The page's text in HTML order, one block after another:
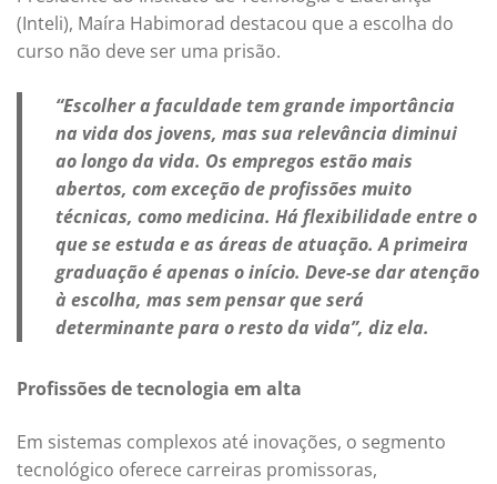
(Inteli), Maíra Habimorad destacou que a escolha do
curso não deve ser uma prisão.
“Escolher a faculdade tem grande importância
na vida dos jovens, mas sua relevância diminui
ao longo da vida. Os empregos estão mais
abertos, com exceção de profissões muito
técnicas, como medicina. Há flexibilidade entre o
que se estuda e as áreas de atuação. A primeira
graduação é apenas o início. Deve-se dar atenção
à escolha, mas sem pensar que será
determinante para o resto da vida”, diz ela.
Profissões de tecnologia em alta
Em sistemas complexos até inovações, o segmento
tecnológico oferece carreiras promissoras,